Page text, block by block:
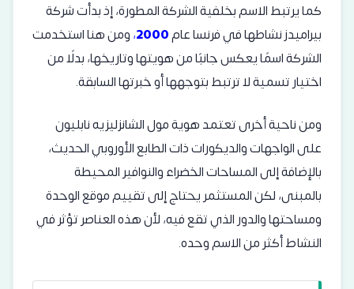
كما يرتبط الاسم بخلفية الشركة المطورة، إذ بدأت شركة
بيراميدز نشاطها في فرنسا عام2000،ومن هنا استخدمت
الشركة اسمًا يعكس جانبًا من هويتها وتاريخها، بدلًا من
اختيار تسمية لا ترتبط بتوجهها أو خبرتها السابقة.
ومن ناحية أخرى تعتمد هوية مول الشانزليزيه نابليون
على الواجهات والديكورات ذات الطابع الأوروبي الحديث،
بالإضافة إلى المساحات الخضراء والنوافير المحيطة
بالمبنى، لكن المستثمر يحتاج إلى تقييم موقع الوحدة
ومساحتها والدور الذي تقع فيه، لأن هذه العناصر تؤثر في
النشاط أكثر من الاسم وحده.